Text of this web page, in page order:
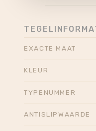
EXACTE MAAT
KLEUR
TYPENUMMER
ANTISLIPWAARDE